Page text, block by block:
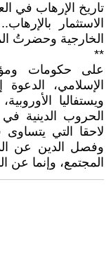
تاريخ الإرهاب في
الاستثمار
الخارجية وحضرتُ
**
على حكومات
الإسلامي،
الحروب الدينية
لاحقا التي
وفصل الدين عن
المجتمع، وإنما عن